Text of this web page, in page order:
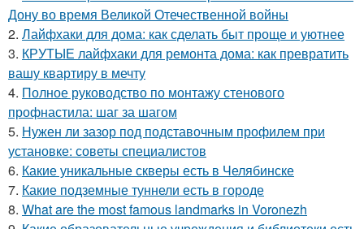
Дону во время Великой Отечественной войны
2. Лайфхаки для дома: как сделать быт проще и уютнее
3. КРУТЫЕ лайфхаки для ремонта дома: как превратить
вашу квартиру в мечту
4. Полное руководство по монтажу стенового
профнастила: шаг за шагом
5. Нужен ли зазор под подставочным профилем при
установке: советы специалистов
6. Какие уникальные скверы есть в Челябинске
7. Какие подземные туннели есть в городе
8. What are the most famous landmarks in Voronezh